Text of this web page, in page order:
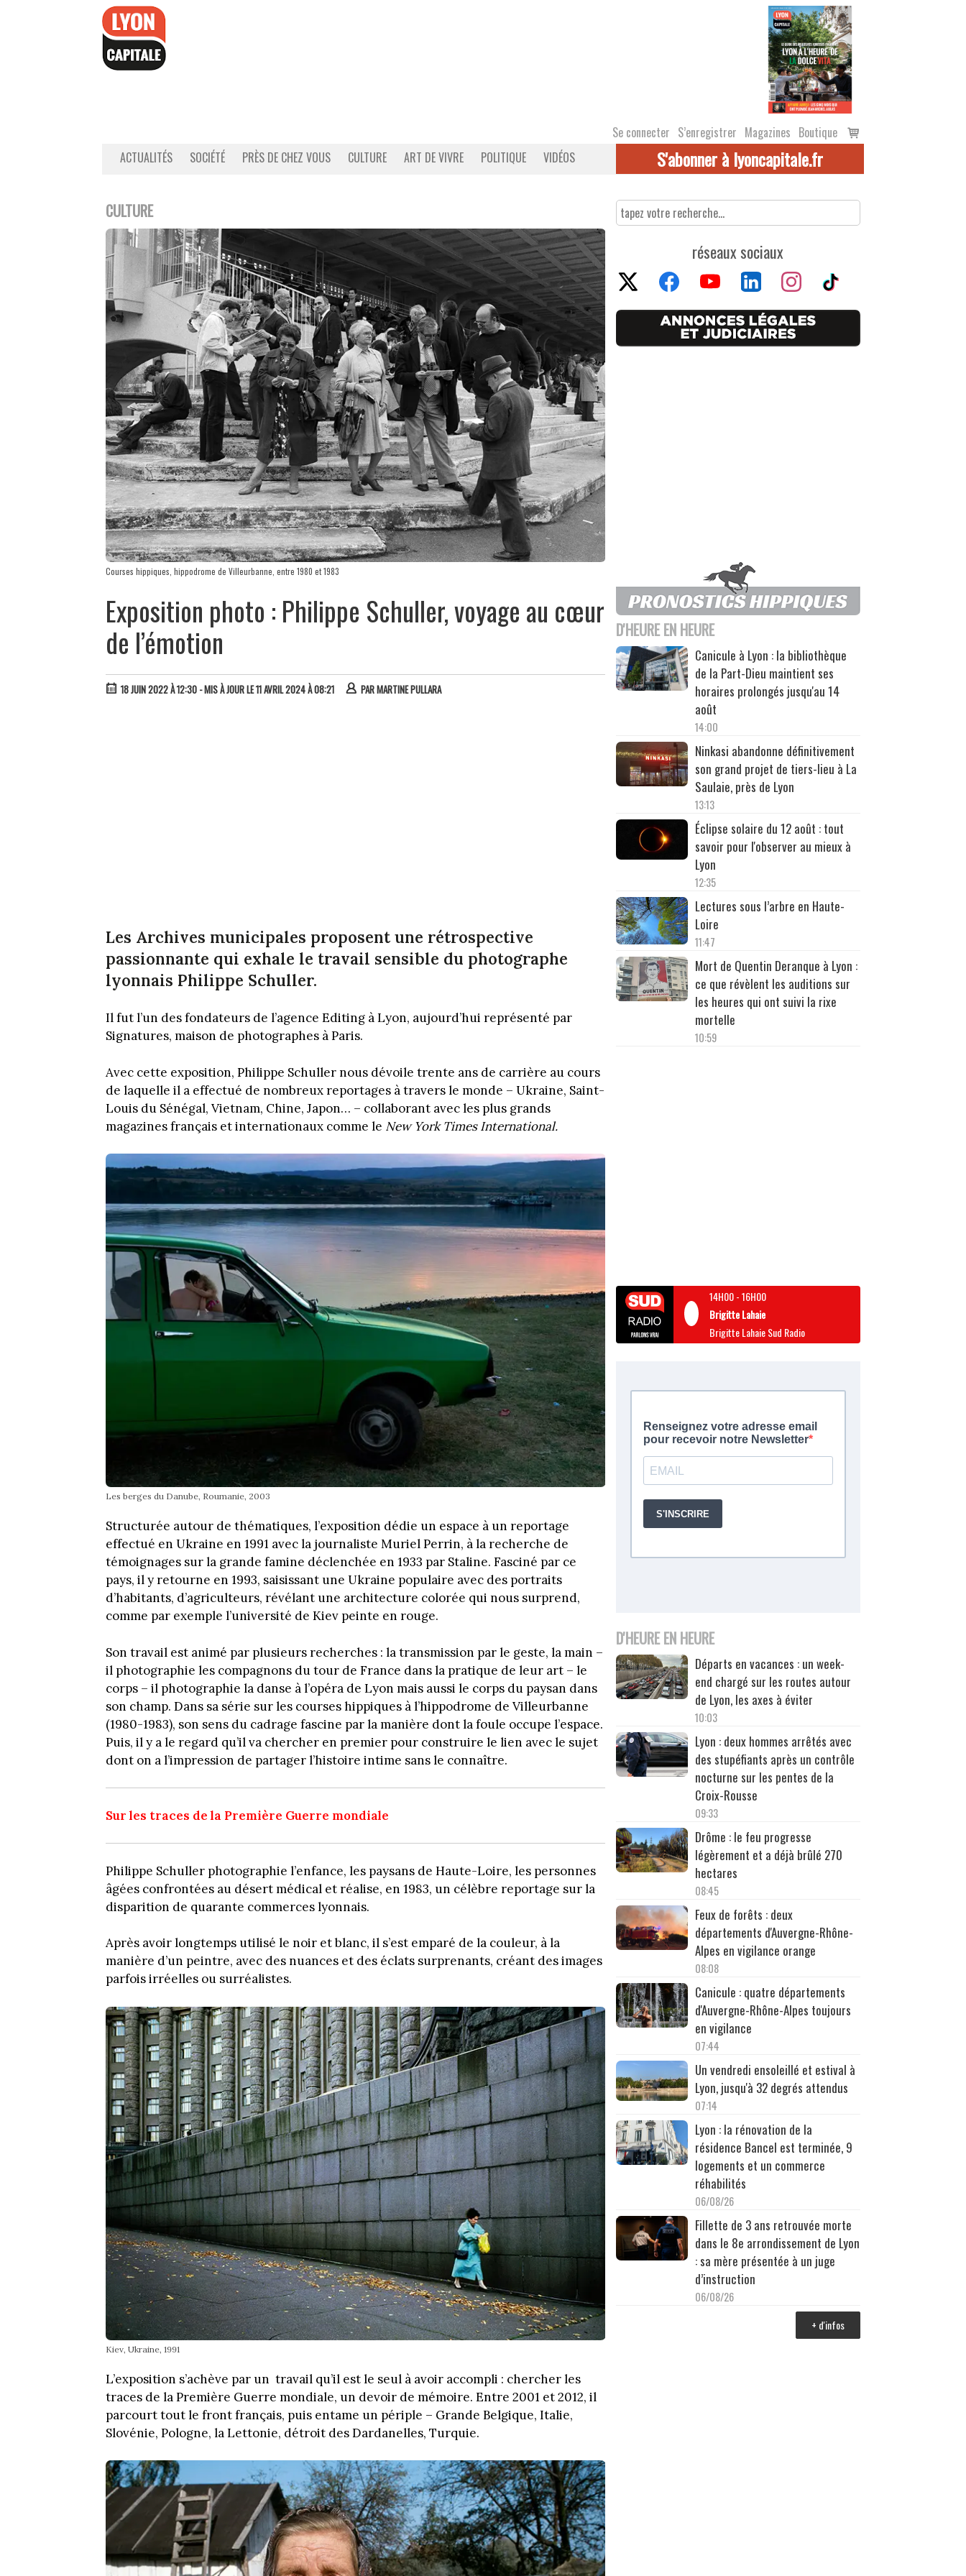
Se connecter S’enregistrer Magazines Boutique
Voir
le
ACTUALITÉS SOCIÉTÉ PRÈS DE CHEZ VOUS CULTURE ART DE VIVRE POLITIQUE VIDÉOS S'abonner à lyoncapitale.fr
CULTURE
Courses hippiques, hippodrome de Villeurbanne, entre 1980 et 1983
Exposition photo : Philippe Schuller, voyage au cœur
de l’émotion
18 JUIN 2022 À 12:30 - MIS À JOUR LE 11 AVRIL 2024 À 08:21 PARMARTINE PULLARA
Les Archives municipales proposent une rétrospective
passionnante qui exhale le travail sensible du photographe
lyonnais Philippe Schuller.
Il fut l’un des fondateurs de l’agence Editing à Lyon, aujourd’hui représenté par
Signatures, maison de photographes à Paris.
Avec cette exposition, Philippe Schuller nous dévoile trente ans de carrière au cours
de laquelle il a effectué de nombreux reportages à travers le monde – Ukraine, Saint-
Louis du Sénégal, Vietnam, Chine, Japon… – collaborant avec les plus grands
magazines français et internationaux comme le New York Times International.
Les berges du Danube, Roumanie, 2003
Structurée autour de thématiques, l’exposition dédie un espace à un reportage
effectué en Ukraine en 1991 avec la journaliste Muriel Perrin, à la recherche de
témoignages sur la grande famine déclenchée en 1933 par Staline. Fasciné par ce
pays, il y retourne en 1993, saisissant une Ukraine populaire avec des portraits
d’habitants, d’agriculteurs, révélant une architecture colorée qui nous surprend,
comme par exemple l’université de Kiev peinte en rouge.
Son travail est animé par plusieurs recherches : la transmission par le geste, la main –
il photographie les compagnons du tour de France dans la pratique de leur art – le
corps – il photographie la danse à l’opéra de Lyon mais aussi le corps du paysan dans
son champ. Dans sa série sur les courses hippiques à l’hippodrome de Villeurbanne
(1980-1983), son sens du cadrage fascine par la manière dont la foule occupe l’espace.
Puis, il y a le regard qu’il va chercher en premier pour construire le lien avec le sujet
dont on a l’impression de partager l’histoire intime sans le connaître.
Sur les traces de la Première Guerre mondiale
Philippe Schuller photographie l’enfance, les paysans de Haute-Loire, les personnes
âgées confrontées au désert médical et réalise, en 1983, un célèbre reportage sur la
disparition de quarante commerces lyonnais.
Après avoir longtemps utilisé le noir et blanc, il s’est emparé de la couleur, à la
manière d’un peintre, avec des nuances et des éclats surprenants, créant des images
parfois irréelles ou surréalistes.
Kiev, Ukraine, 1991
L’exposition s’achève par un travail qu’il est le seul à avoir accompli : chercher les
traces de la Première Guerre mondiale, un devoir de mémoire. Entre 2001 et 2012, il
parcourt tout le front français, puis entame un périple – Grande Belgique, Italie,
Slovénie, Pologne, la Lettonie, détroit des Dardanelles, Turquie.
réseaux sociaux
D'HEURE EN HEURE
Canicule à Lyon : la bibliothèque
de la Part-Dieu maintient ses
horaires prolongés jusqu'au 14
août
14:00
Ninkasi abandonne définitivement
son grand projet de tiers-lieu à La
Saulaie, près de Lyon
13:13
Éclipse solaire du 12 août : tout
savoir pour l'observer au mieux à
Lyon
12:35
Lectures sous l’arbre en Haute-
Loire
11:47
Mort de Quentin Deranque à Lyon :
ce que révèlent les auditions sur
les heures qui ont suivi la rixe
mortelle
10:59
14H00-16H00
Brigitte Lahaie
Brigitte Lahaie Sud Radio
D'HEURE EN HEURE
Départs en vacances : un week-
end chargé sur les routes autour
de Lyon, les axes à éviter
10:03
Lyon : deux hommes arrêtés avec
des stupéfiants après un contrôle
nocturne sur les pentes de la
Croix-Rousse
09:33
Drôme : le feu progresse
légèrement et a déjà brûlé 270
hectares
08:45
Feux de forêts : deux
départements d'Auvergne-Rhône-
Alpes en vigilance orange
08:08
Canicule : quatre départements
d'Auvergne-Rhône-Alpes toujours
en vigilance
07:44
Un vendredi ensoleillé et estival à
Lyon, jusqu'à 32 degrés attendus
07:14
Lyon : la rénovation de la
résidence Bancel est terminée, 9
logements et un commerce
réhabilités
06/08/26
Fillette de 3 ans retrouvée morte
dans le 8e arrondissement de Lyon
: sa mère présentée à un juge
d’instruction
06/08/26
+ d'infos